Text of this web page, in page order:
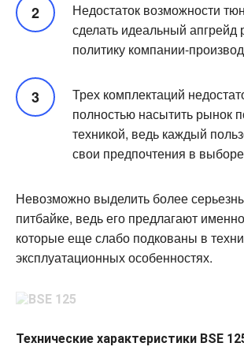
Недостаток возможности
сделать идеальный апгрейд
политику компании-
Трех комплектаций
полностью насытить рынок
техникой, ведь каждый
свои предпочтения в
Невозможно выделить более
питбайке, ведь его предлагают
которые еще слабо подкованы в
эксплуатационных особенностях.
Технические характеристики BSE